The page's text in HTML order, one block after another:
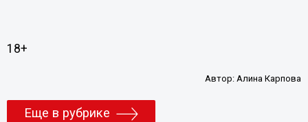
18+
Автор: Алина Карпова
Еще в рубрике